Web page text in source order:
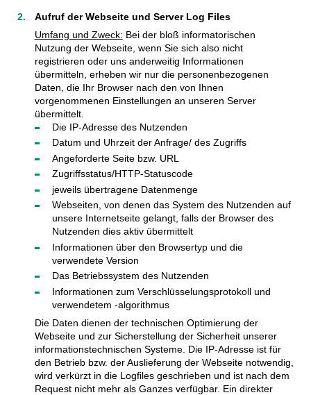
Aufruf der Webseite und Server Log Files
Umfang und Zweck: Bei der bloß informatorischen
Nutzung der Webseite, wenn Sie sich also nicht
registrieren oder uns anderweitig Informationen
übermitteln, erheben wir nur die personenbezogenen
Daten, die Ihr Browser nach den von Ihnen
vorgenommenen Einstellungen an unseren Server
übermittelt.
Die IP-Adresse des Nutzenden
Datum und Uhrzeit der Anfrage/ des Zugriffs
Angeforderte Seite bzw. URL
Zugriffsstatus/HTTP-Statuscode
jeweils übertragene Datenmenge
Webseiten, von denen das System des Nutzenden auf
unsere Internetseite gelangt, falls der Browser des
Nutzenden dies aktiv übermittelt
Informationen über den Browsertyp und die
verwendete Version
Das Betriebssystem des Nutzenden
Informationen zum Verschlüsselungsprotokoll und
verwendetem -algorithmus
Die Daten dienen der technischen Optimierung der
Webseite und zur Sicherstellung der Sicherheit unserer
informationstechnischen Systeme. Die IP-Adresse ist für
den Betrieb bzw. der Auslieferung der Webseite notwendig,
wird verkürzt in die Logfiles geschrieben und ist nach dem
Request nicht mehr als Ganzes verfügbar. Ein direkter